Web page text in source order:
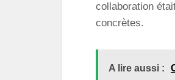
collaboration
concrètes.
A lire aussi :